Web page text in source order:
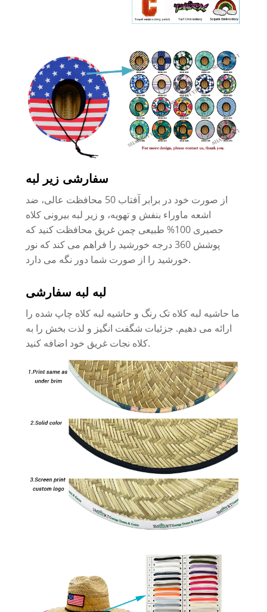
سفارشی زیر لبه
از صورت خود در برابر آفتاب 50 محافظت عالی، ضد
اشعه ماوراء بنفش و تهویه، و زیر لبه بیرونی کلاه
حصیری 100% طبیعی چمن غریق محافظت کنید که
پوشش 360 درجه خورشید را فراهم می کند که نور
خورشید را از صورت شما دور نگه می دارد.
لبه لبه سفارشی
ما حاشیه لبه کلاه تک رنگ و حاشیه لبه کلاه چاپ شده را
ارائه می دهیم. جزئیات شگفت انگیز و لذت بخش را به
کلاه نجات غریق خود اضافه کنید.